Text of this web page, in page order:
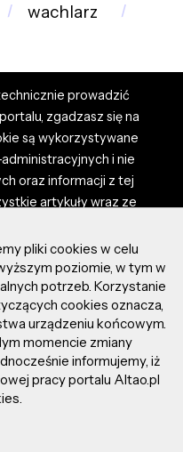
wachlarz
prowadzić
zgadzasz się na
są wykorzystywane
i nie
oraz informacji z tej
artykuły wraz ze
na portalu są
i właściciel
za tresci
artykułów. Dodając
portalu oraz
wszystkie materiały
na stronie altao.pl.
portalu.
zastrzeżone.
pliki cookies w celu
poziomie, w tym w
potrzeb. Korzystanie
cookies oznacza,
urządzeniu końcowym.
momencie zmiany
informujemy, iż
pracy portalu Altao.pl